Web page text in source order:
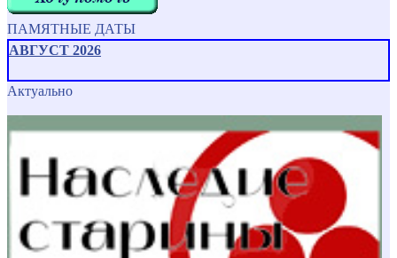
ПАМЯТНЫЕ ДАТЫ
АВГУСТ 2026
Актуально